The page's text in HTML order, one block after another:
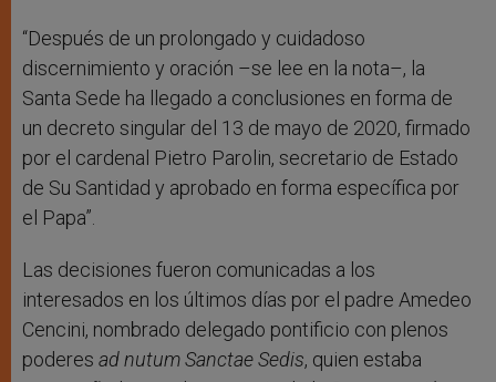
“Después de un prolongado y cuidadoso
discernimiento y oración –se lee en la nota–, la
Santa Sede ha llegado a conclusiones en forma de
un decreto singular del 13 de mayo de 2020, firmado
por el cardenal Pietro Parolin, secretario de Estado
de Su Santidad y aprobado en forma específica por
el Papa”.
Las decisiones fueron comunicadas a los
interesados en los últimos días por el padre Amedeo
Cencini, nombrado delegado pontificio con plenos
poderes ad nutum Sanctae Sedis, quien estaba